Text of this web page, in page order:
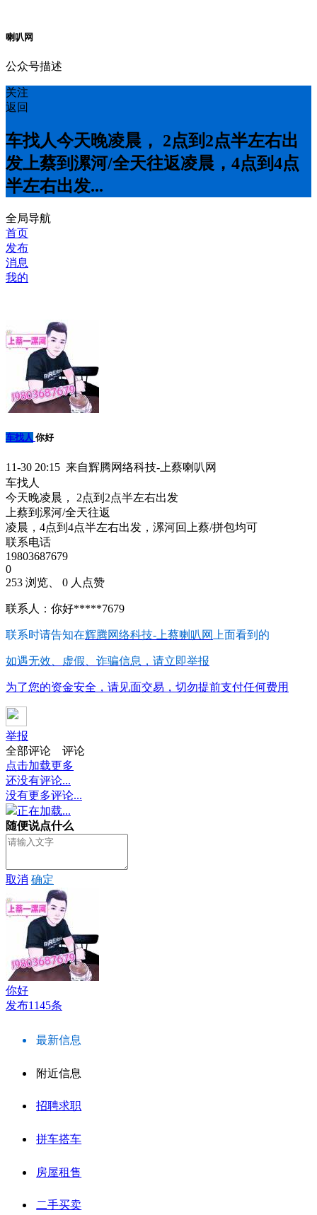
喇叭网
公众号描述
关注
返回
车找人今天晚凌晨， 2点到2点半左右出
发上蔡到漯河/全天往返凌晨，4点到4点
半左右出发...
全局导航
首页
发布
消息
我的
车找人 你好
11-30 20:15 来自辉腾网络科技-上蔡喇叭网
车找人
今天晚凌晨， 2点到2点半左右出发
上蔡到漯河/全天往返
凌晨，4点到4点半左右出发，漯河回上蔡/拼包均可
联系电话
19803687679
0
253 浏览、 0 人点赞
联系人：你好*****7679
联系时请告知在辉腾网络科技-上蔡喇叭网 上面看到的
如遇无效、虚假、诈骗信息，请立即举报
为了您的资金安全，请见面交易，切勿提前支付任何费用
举报
全部评论
评论
点击加载更多
还没有评论...
没有更多评论...
正在加载...
随便说点什么
取消 确定
你好
发布1145条
最新信息
附近信息
招聘求职
拼车搭车
房屋租售
二手买卖